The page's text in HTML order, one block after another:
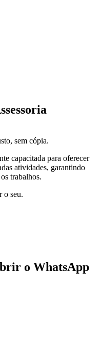
sem cópia.
capacitada para oferecer
atividades, garantindo
trabalhos.
o seu.
o WhatsApp